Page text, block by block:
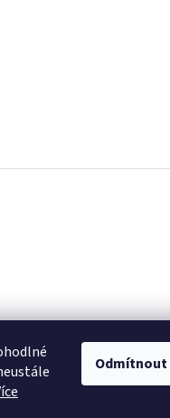
Odmítnout